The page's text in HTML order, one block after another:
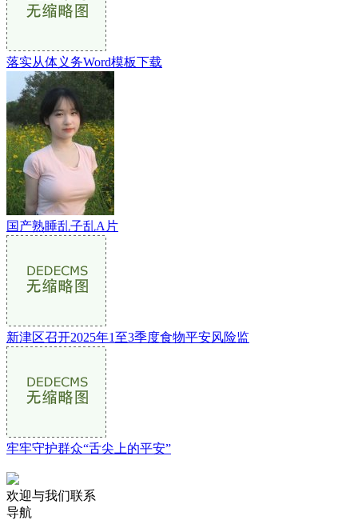
落实从体义务Word模板下载
国产熟睡乱子乱A片
新津区召开2025年1至3季度食物平安风险监
牢牢守护群众“舌尖上的平安”
欢迎与我们联系
导航